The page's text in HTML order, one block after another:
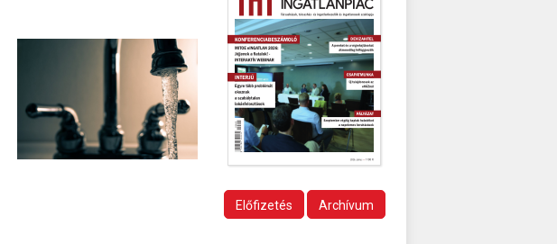
Előfizetés Archívum